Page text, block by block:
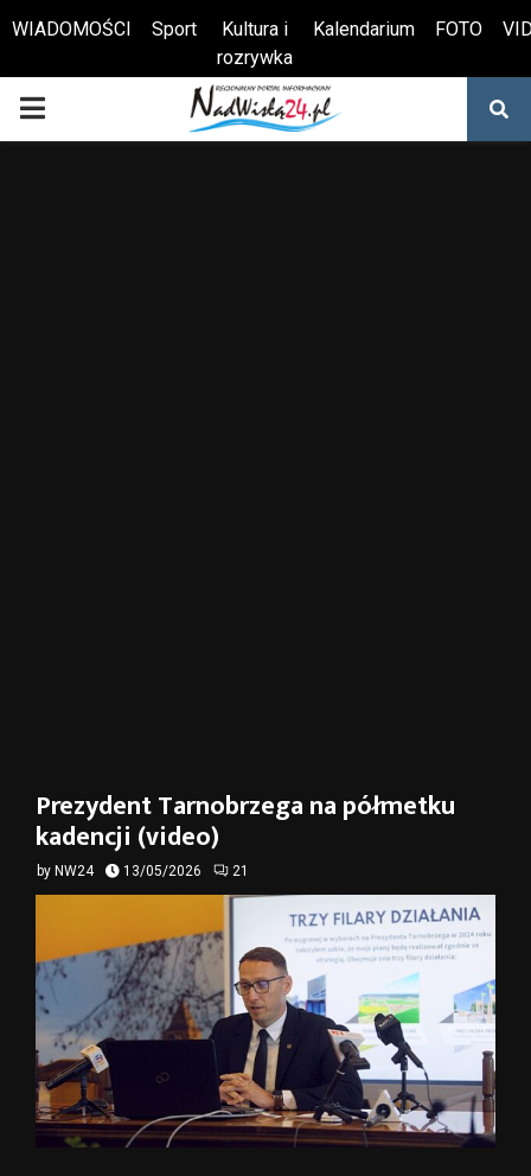
Otwórz pasek narzędzi
WIADOMOŚCI Sport
Kultura i
rozrywka
Kalendarium FOTO
PRIMARY
Prezydent Tarnobrzega na półmetku
kadencji (video)
by NW24 13/05/2026 21